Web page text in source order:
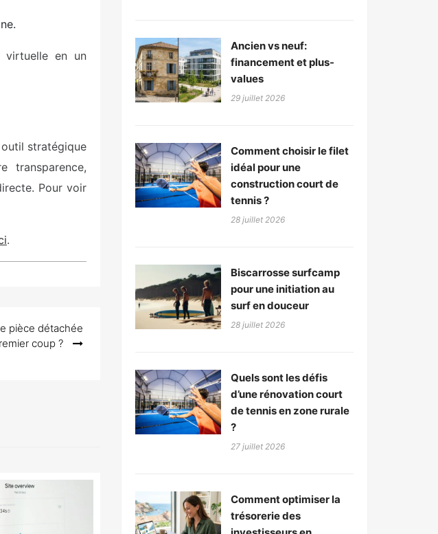
virtuelle en un
stratégique
transparence,
Pour voir
.
pièce détachée
coup ?
Ancien vs neuf:
financement et plus-
values
29 juillet 2026
Comment choisir le filet
idéal pour une
construction court de
tennis ?
28 juillet 2026
Biscarrosse surfcamp
pour une initiation au
surf en douceur
28 juillet 2026
Quels sont les défis
d’une rénovation court
de tennis en zone rurale
?
27 juillet 2026
Comment optimiser la
trésorerie des